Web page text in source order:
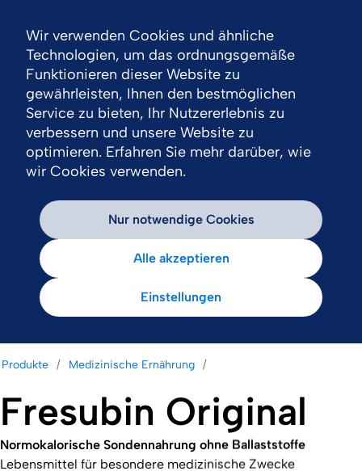
Produkte Medizinische Ernährung
Fresubin Original
Normokalorische Sondennahrung ohne Ballaststoffe
Lebensmittel für besondere medizinische Zwecke
Wir verwenden Cookies und ähnliche
Technologien, um das ordnungsgemäße
Funktionieren dieser Website zu
gewährleisten, Ihnen den bestmöglichen
Service zu bieten, Ihr Nutzererlebnis zu
verbessern und unsere Website zu
optimieren. Erfahren Sie mehr darüber, wie
wir Cookies verwenden.
Nur notwendige Cookies
Alle akzeptieren
Einstellungen